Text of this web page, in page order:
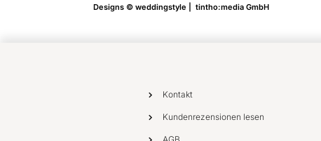
Designs © weddingstyle | tintho:media GmbH
Kontakt
Kundenrezensionen lesen